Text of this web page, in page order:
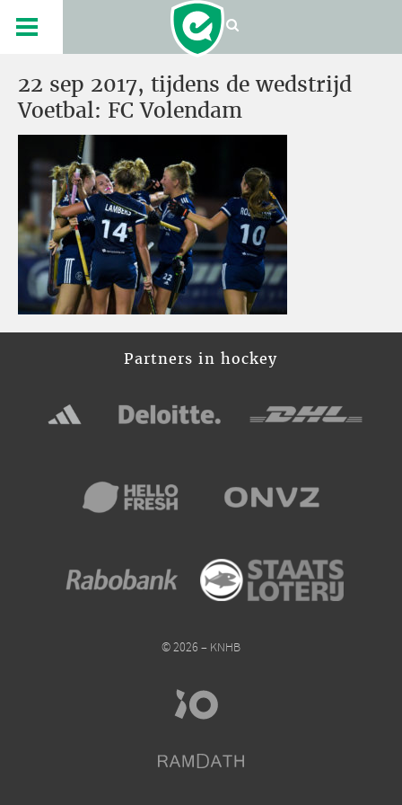
22 sep 2017, tijdens de wedstrijd
Voetbal: FC Volendam
Partners in hockey
© 2026 – KNHB